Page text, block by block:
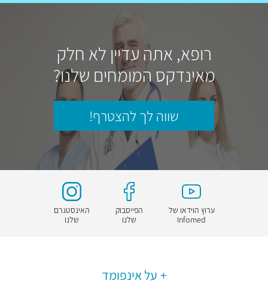
רופא, אתה עדיין לא חלק
מאינדקס המומחים שלנו?
שווה לך להצטרף!
ערוץ הוידאו של
Infomed
הפייסבוק
שלנו
האינסטגרם
שלנו
על אינפומד